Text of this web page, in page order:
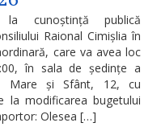
cunoștință publică
Raional Cimișlia în
care va avea loc
în sala de ședințe a
Mare și Sfânt, 12, cu
la modificarea bugetului
Olesea […]